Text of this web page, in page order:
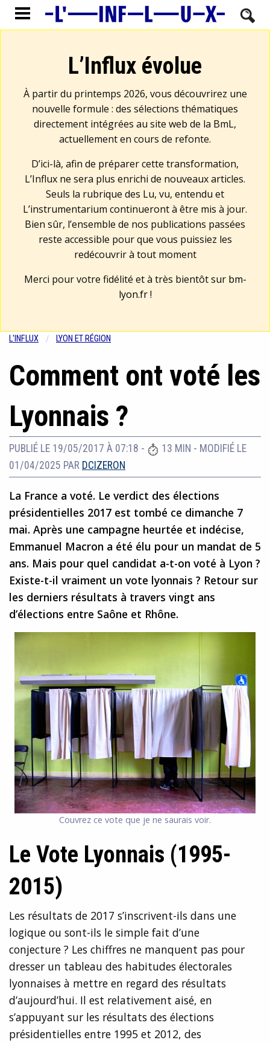
L’Influx évolue
À partir du printemps 2026, vous découvrirez une
nouvelle formule : des sélections thématiques
directement intégrées au site web de la BmL,
actuellement en cours de refonte.
D’ici-là, afin de préparer cette transformation,
L’Influx ne sera plus enrichi de nouveaux articles.
Seuls la rubrique des Lu, vu, entendu et
L’instrumentarium continueront à être mis à jour.
Bien sûr, l’ensemble de nos publications passées
reste accessible pour que vous puissiez les
redécouvrir à tout moment
Merci pour votre fidélité et à très bientôt sur bm-
lyon.fr!
L'INFLUX LYON ET RÉGION
Comment ont voté les
Lyonnais ?
PUBLIÉ LE 19/05/2017 À 07:18 - 13 MIN - MODIFIÉ LE
01/04/2025 PAR DCIZERON
La France a voté. Le verdict des élections
présidentielles 2017 est tombé ce dimanche 7
mai. Après une campagne heurtée et indécise,
Emmanuel Macron a été élu pour un mandat de 5
ans. Mais pour quel candidat a-t-on voté à Lyon ?
Existe-t-il vraiment un vote lyonnais ? Retour sur
les derniers résultats à travers vingt ans
d’élections entre Saône et Rhône.
Couvrez ce vote que je ne saurais voir.
Le Vote Lyonnais (1995-
2015)
Les résultats de 2017 s’inscrivent-ils dans une
logique ou sont-ils le simple fait d’une
conjecture ? Les chiffres ne manquent pas pour
dresser un tableau des habitudes électorales
lyonnaises à mettre en regard des résultats
d’aujourd’hui. Il est relativement aisé, en
s’appuyant sur les résultats des élections
présidentielles entre 1995 et 2012, des